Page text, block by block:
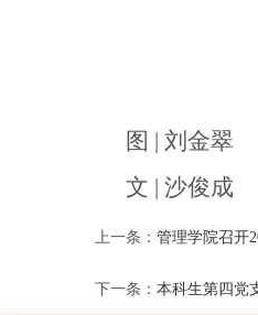
图 | 刘金翠
文 | 沙俊成
上一条： 管理学院召开
下一条： 本科生第四党